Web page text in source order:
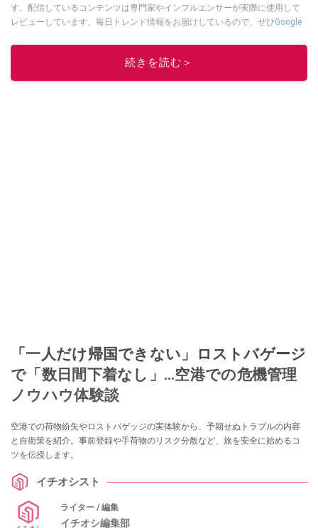
す。配信しているコンテンツは専門家やインフルエンサーが実際に使用して
レビューしています。毎日トレンド情報をお届けしているので、ぜひGoogle
このイチオシストの他の記事を読む
続きを読む＞
「一人だけ帰国できない」ロストバゲージ
で「数日間下着なし」…空港での危機管理
ノウハウ体験談
空港での荷物紛失やロストバゲッジの実体験から、予期せぬトラブルの内容
と自衛策を紹介。事前登録や手荷物のリスク分散など、旅を安全に始めるコ
ツを伝授します。
イチオシスト
ライター / 編集
イチオシ編集部